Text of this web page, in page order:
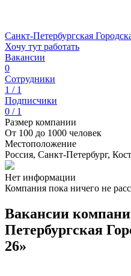
Санкт-Петербургская
Хочу тут работать
Вакансии
0
Сотрудники
1 / 1
Подписчики
0 / 1
Размер компании
От 100 до 1000 человек
Местоположение
Россия, Санкт-Петербург,
Нет информации
Компания пока ничего не
Вакансии
Петербургская
26»